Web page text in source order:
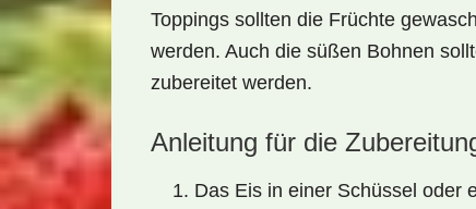
Toppings sollten die Früchte
werden. Auch die süßen Bohnen
zubereitet werden.
Anleitung für die
Das Eis in einer Schüssel oder